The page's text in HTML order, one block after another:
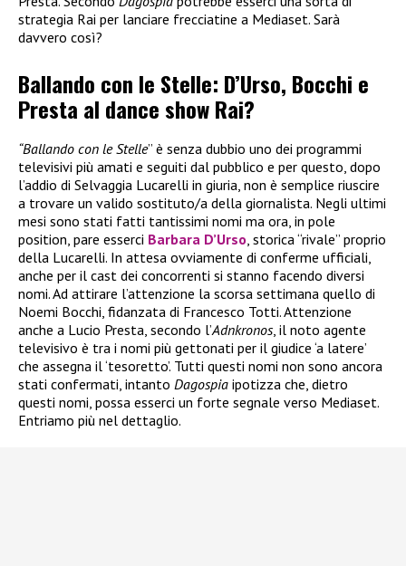
strategia Rai per lanciare frecciatine a Mediaset. Sarà
davvero così?
Ballando con le Stelle: D’Urso, Bocchi e
Presta al dance show Rai?
“Ballando con le Stelle” è senza dubbio uno dei programmi
televisivi più amati e seguiti dal pubblico e per questo, dopo
l’addio di Selvaggia Lucarelli in giuria, non è semplice riuscire
a trovare un valido sostituto/a della giornalista. Negli ultimi
mesi sono stati fatti tantissimi nomi ma ora, in pole
position, pare esserci Barbara D’Urso , storica “rivale” proprio
della Lucarelli. In attesa ovviamente di conferme ufficiali,
anche per il cast dei concorrenti si stanno facendo diversi
nomi. Ad attirare l’attenzione la scorsa settimana quello di
Noemi Bocchi, fidanzata di Francesco Totti. Attenzione
anche a Lucio Presta, secondo l’Adnkronos, il noto agente
televisivo è tra i nomi più gettonati per il giudice ‘a latere’
che assegna il ‘tesoretto’. Tutti questi nomi non sono ancora
stati confermati, intanto Dagospia ipotizza che, dietro
questi nomi, possa esserci un forte segnale verso Mediaset.
Entriamo più nel dettaglio.